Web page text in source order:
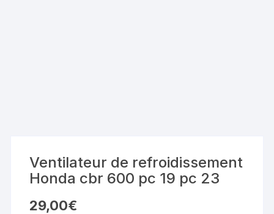
Ventilateur de refroidissement
Honda cbr 600 pc 19 pc 23
29,00€